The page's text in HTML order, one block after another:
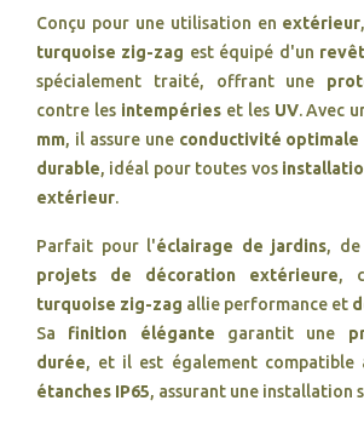
Conçu pour une utilisation en extérieur
turquoise zig-zag est équipé d'un
spécialement traité, offrant une
contre les intempérieset les UV. Avec
mm, il assure une conductivité optimale
durable, idéal pour toutes vos
extérieur.
Parfait pour l'éclairage de jardins, de
projets de décoration extérieure,
turquoise zig-zag allie performance et
Sa finition élégante garantit une
durée, et il est également compatible
étanches IP65, assurant une installation